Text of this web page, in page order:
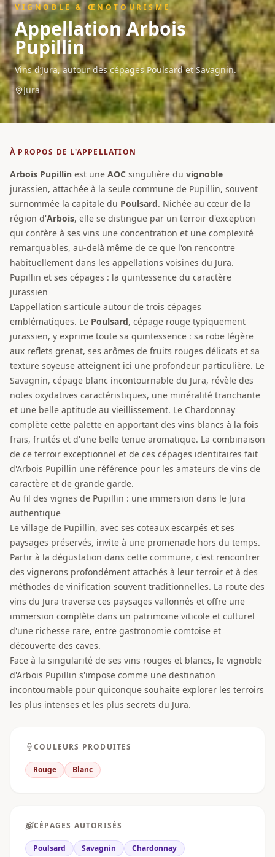
VIGNOBLE & ŒNOTOURISME
AppellationArbois
Pupillin
Vins d’Jura, autour des cépages Poulsard et Savagnin.
Jura
À PROPOS DE L'APPELLATION
Arbois Pupillin est une AOC singulière du vignoble
jurassien, attachée à la seule commune de Pupillin, souvent
surnommée la capitale du Poulsard. Nichée au cœur de la
région d'Arbois, elle se distingue par un terroir d'exception
qui confère à ses vins une concentration et une complexité
remarquables, au-delà même de ce que l'on rencontre
habituellement dans les appellations voisines du Jura.
Pupillin et ses cépages : la quintessence du caractère
jurassien
L'appellation s'articule autour de trois cépages
emblématiques. Le Poulsard, cépage rouge typiquement
jurassien, y exprime toute sa quintessence : sa robe légère
aux reflets grenat, ses arômes de fruits rouges délicats et sa
texture soyeuse atteignent ici une profondeur particulière. Le
Savagnin, cépage blanc incontournable du Jura, révèle des
notes oxydatives caractéristiques, une minéralité tranchante
et une belle aptitude au vieillissement. Le Chardonnay
complète cette palette en apportant des vins blancs à la fois
frais, fruités et d'une belle tenue aromatique. La combinaison
de ce terroir exceptionnel et de ces cépages identitaires fait
d'Arbois Pupillin une référence pour les amateurs de vins de
caractère et de grande garde.
Au fil des vignes de Pupillin : une immersion dans le Jura
authentique
Le village de Pupillin, avec ses coteaux escarpés et ses
paysages préservés, invite à une promenade hors du temps.
Partir à la dégustation dans cette commune, c'est rencontrer
des vignerons profondément attachés à leur terroir et à des
méthodes de vinification souvent traditionnelles. La route des
vins du Jura traverse ces paysages vallonnés et offre une
immersion complète dans un patrimoine viticole et culturel
d'une richesse rare, entre gastronomie comtoise et
découverte des caves.
Face à la singularité de ses vins rouges et blancs, le vignoble
d'Arbois Pupillin s'impose comme une destination
incontournable pour quiconque souhaite explorer les terroirs
les plus intenses et les plus secrets du Jura.
COULEURS PRODUITES
Rouge Blanc
CÉPAGES AUTORISÉS
Poulsard Savagnin Chardonnay